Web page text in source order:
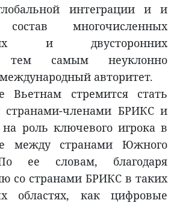
интеграции и и
многочисленных
и двусторонних
тем самым неуклонно
авторитет.
Вьетнам стремится стать
членами БРИКС и
роль ключевого игрока в
между странами Южного
ее словам, благодаря
со странами БРИКС в таких
областях, как цифровые